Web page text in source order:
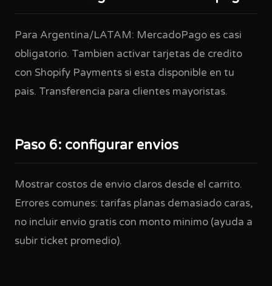
Para Argentina/LATAM: MercadoPago es casi
obligatorio. Tambien activar tarjetas de credito
con Shopify Payments si esta disponible en tu
pais. Transferencia para clientes mayoristas.
Paso 6: configurar envios
Mostrar costos de envio claros desde el carrito.
Errores comunes: tarifas planas demasiado caras,
no incluir envio gratis con monto minimo (ayuda a
subir ticket promedio).